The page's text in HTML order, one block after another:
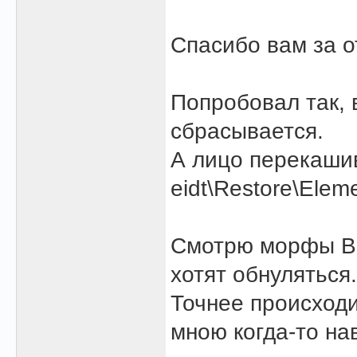
Спасибо вам за
Попробовал так,
сбрасывается.
А лицо
Смотрю морфы
хотят обнуляться.
Точнее
мною когда-то